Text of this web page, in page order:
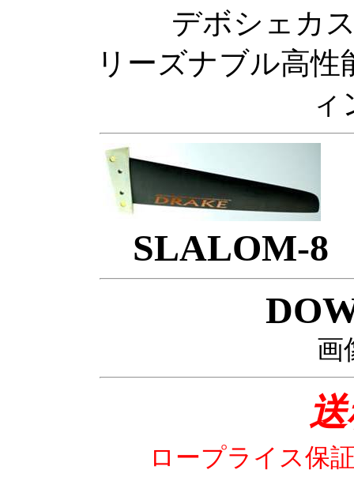
デボシェカ
リーズナブル高
ィ
SLALOM-8
画
ロープライス保